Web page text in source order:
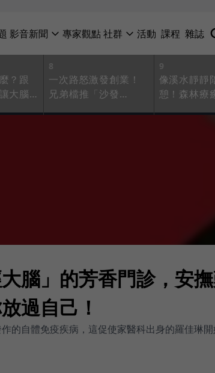
影音新聞 專家觀點社群 活動 課程 雜誌
？跟
大腦
8
一次路怒激發創業！
兄弟檔推「沙發
9
像溪水靜靜
憩！森林療
腦」的芳香門診，安
過自己！
的自體免疫疾病，這促使家醫科出身的羅佳琳